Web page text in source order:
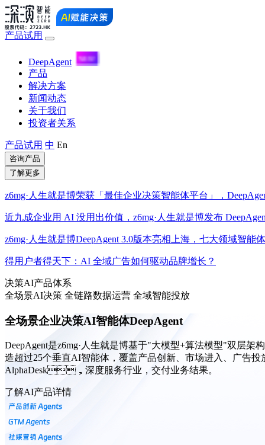
产品试用
DeepAgent
产品
解决方案
新闻动态
关于我们
投资者关系
产品试用 中 En
咨询产品
了解更多
z6mg·人生就是博荣获「最佳企业决策智能体平台」，
近九成企业用 AI 没用出价值，z6mg·人生就是博发布
z6mg·人生就是博DeepAgent 3.0版本亮相上海，七大领域智能
得用户者得天下：AI 全域广告如何驱动品牌增长？
决策AI产品体系
全场景AI决策 全链路数据运营 全域智能投放
全场景企业决策AI智能体DeepAgent
DeepAgent是z6mg·人生就是博基于"大模型+算法模型"双层
造超过25个垂直AI智能体，覆盖产品创新、市场进入、广告
AlphaDesk，深度服务行业，交付业务结果。
了解AI产品详情